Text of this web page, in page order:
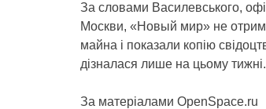
За словами Василевського,
Москви, «Новый мир» не
майна і показали копію
дізналася лише на цьому тижні.
За матеріалами OpenSpace.ru